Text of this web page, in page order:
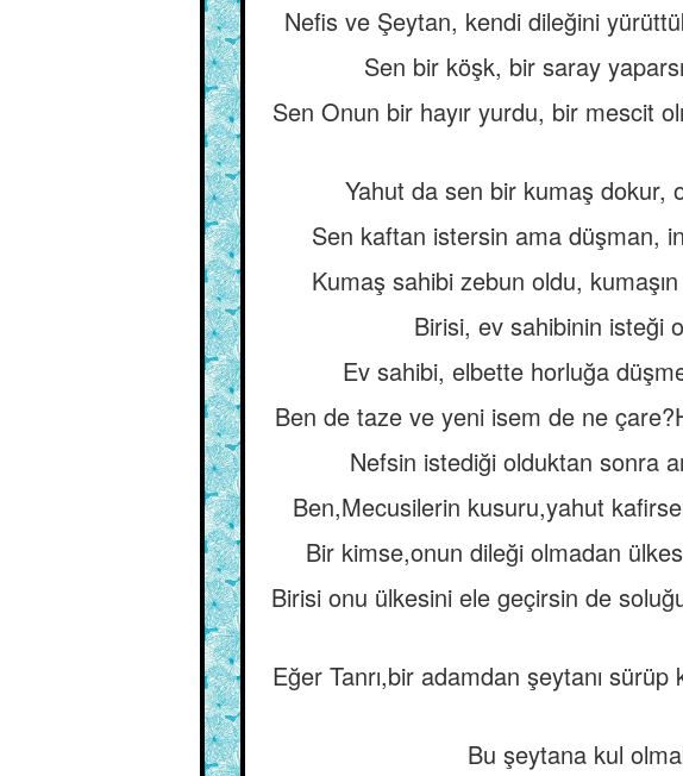
Nefis ve Şeytan, kendi dileğini
Sen bir köşk, bir saray
Sen Onun bir hayır yurdu, bir mescit
Yahut da sen bir kumaş dokur,
Sen kaftan istersin ama düşman,
Kumaş sahibi zebun oldu,
Birisi, ev sahibinin isteği
Ev sahibi, elbette horluğa
Ben de taze ve yeni isem de ne
Nefsin istediği olduktan sonra
Ben,Mecusilerin kusuru,yahut
Bir kimse,onun dileği olmadan
Birisi onu ülkesini ele geçirsin de
Eğer Tanrı,bir adamdan şeytanı
Bu şeytana kul